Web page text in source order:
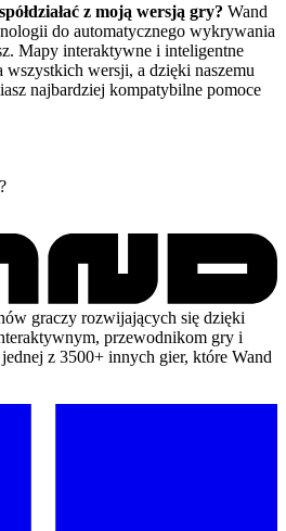
z moją wersją gry? Wand
do automatycznego wykrywania
Mapy interaktywne i inteligentne
wszystkich wersji, a dzięki naszemu
najbardziej kompatybilne pomoce
graczy rozwijających się dzięki
przewodnikom gry i
z 3500+ innych gier, które Wand